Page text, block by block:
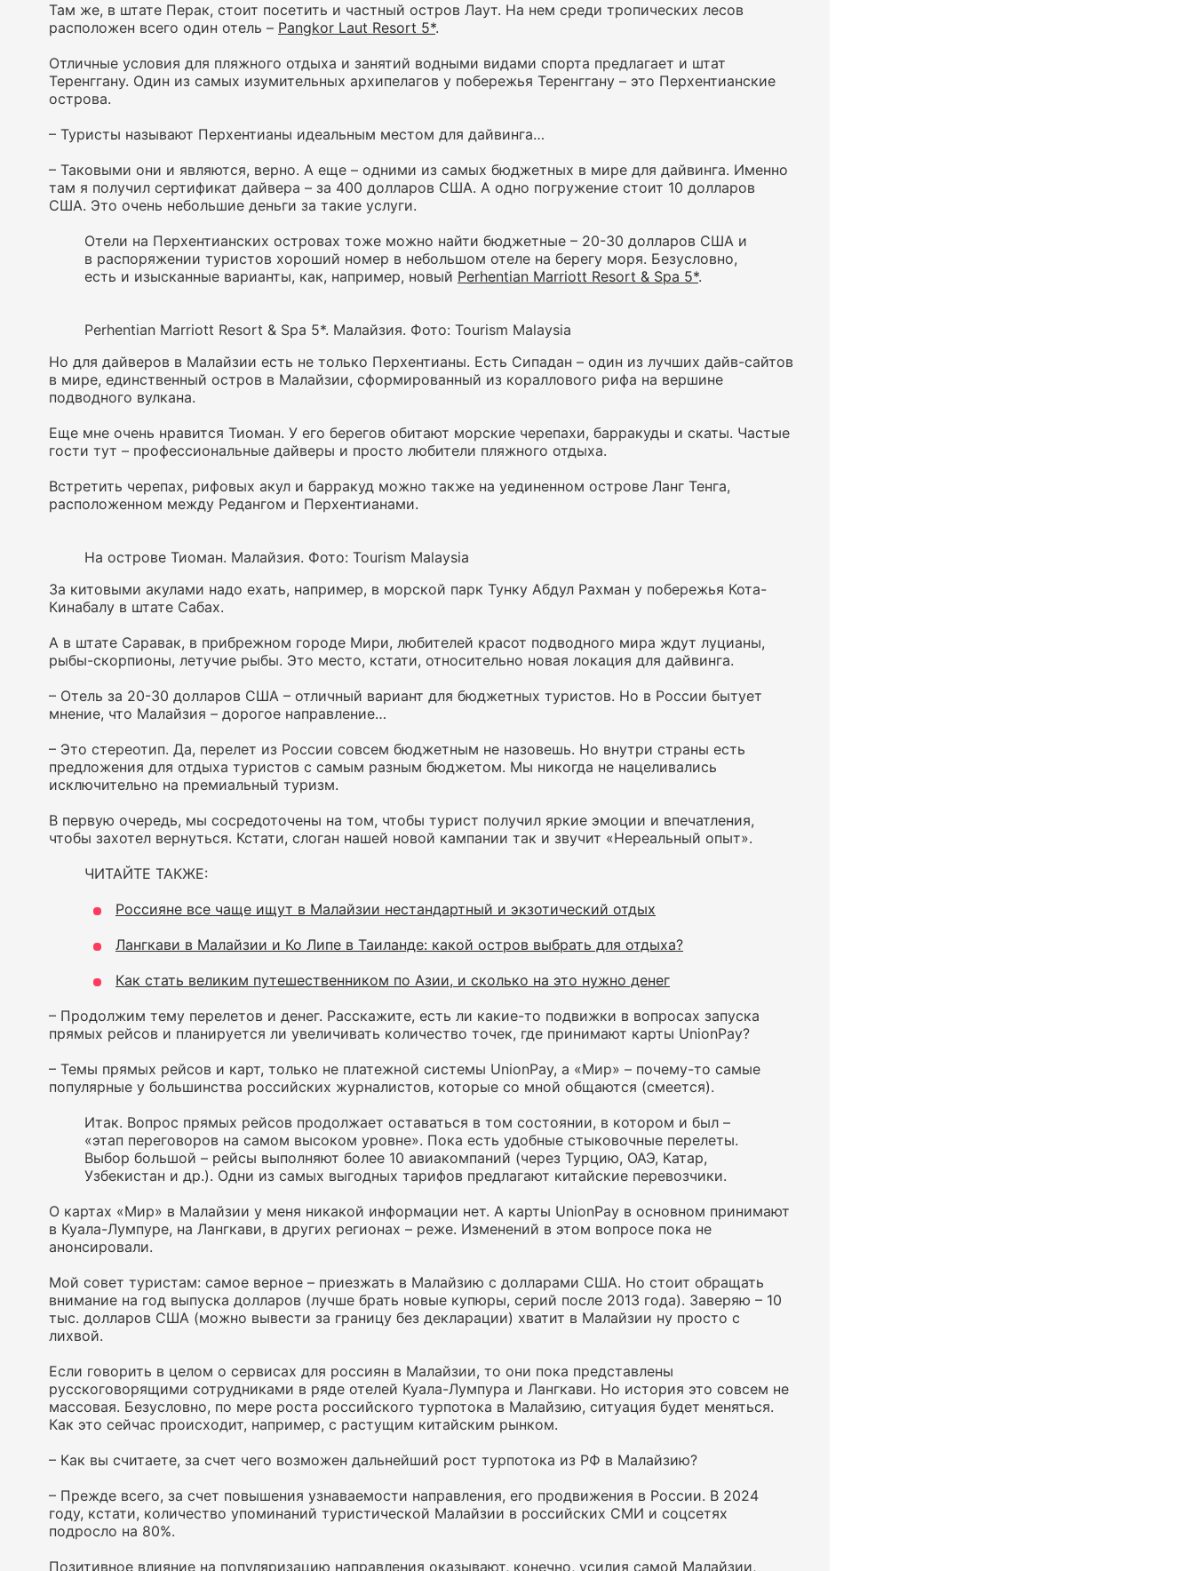
Там же, в штате Перак, стоит посетить и частный остров Лаут. На нем среди тропических лесов
расположен всего один отель – Pangkor Laut Resort 5*.
Отличные условия для пляжного отдыха и занятий водными видами спорта предлагает и штат
Теренггану. Один из самых изумительных архипелагов у побережья Теренггану – это Перхентианские
острова.
– Туристы называют Перхентианы идеальным местом для дайвинга…
– Таковыми они и являются, верно. А еще – одними из самых бюджетных в мире для дайвинга. Именно
там я получил сертификат дайвера – за 400 долларов США. А одно погружение стоит 10 долларов
США. Это очень небольшие деньги за такие услуги.
Отели на Перхентианских островах тоже можно найти бюджетные – 20-30 долларов США и
в распоряжении туристов хороший номер в небольшом отеле на берегу моря. Безусловно,
есть и изысканные варианты, как, например, новый Perhentian Marriott Resort & Spa 5*.
Perhentian Marriott Resort & Spa 5*. Малайзия. Фото: Tourism Malaysia
Но для дайверов в Малайзии есть не только Перхентианы. Есть Сипадан – один из лучших дайв-сайтов
в мире, единственный остров в Малайзии, сформированный из кораллового рифа на вершине
подводного вулкана.
Еще мне очень нравится Тиоман. У его берегов обитают морские черепахи, барракуды и скаты. Частые
гости тут – профессиональные дайверы и просто любители пляжного отдыха.
Встретить черепах, рифовых акул и барракуд можно также на уединенном острове Ланг Тенга,
расположенном между Редангом и Перхентианами.
На острове Тиоман. Малайзия. Фото: Tourism Malaysia
За китовыми акулами надо ехать, например, в морской парк Тунку Абдул Рахман у побережья Кота-
Кинабалу в штате Сабах.
А в штате Саравак, в прибрежном городе Мири, любителей красот подводного мира ждут луцианы,
рыбы-скорпионы, летучие рыбы. Это место, кстати, относительно новая локация для дайвинга.
– Отель за 20-30 долларов США – отличный вариант для бюджетных туристов. Но в России бытует
мнение, что Малайзия – дорогое направление…
– Это стереотип. Да, перелет из России совсем бюджетным не назовешь. Но внутри страны есть
предложения для отдыха туристов с самым разным бюджетом. Мы никогда не нацеливались
исключительно на премиальный туризм.
В первую очередь, мы сосредоточены на том, чтобы турист получил яркие эмоции и впечатления,
чтобы захотел вернуться. Кстати, слоган нашей новой кампании так и звучит «Нереальный опыт».
ЧИТАЙТЕ ТАКЖЕ:
Россияне все чаще ищут в Малайзии нестандартный и экзотический отдых
Лангкави в Малайзии и Ко Липе в Таиланде: какой остров выбрать для отдыха?
Как стать великим путешественником по Азии, и сколько на это нужно денег
– Продолжим тему перелетов и денег. Расскажите, есть ли какие-то подвижки в вопросах запуска
прямых рейсов и планируется ли увеличивать количество точек, где принимают карты UnionPay?
– Темы прямых рейсов и карт, только не платежной системы UnionPay, а «Мир» – почему-то самые
популярные у большинства российских журналистов, которые со мной общаются (смеется).
Итак. Вопрос прямых рейсов продолжает оставаться в том состоянии, в котором и был –
«этап переговоров на самом высоком уровне». Пока есть удобные стыковочные перелеты.
Выбор большой – рейсы выполняют более 10 авиакомпаний (через Турцию, ОАЭ, Катар,
Узбекистан и др.). Одни из самых выгодных тарифов предлагают китайские перевозчики.
О картах «Мир» в Малайзии у меня никакой информации нет. А карты UnionPay в основном принимают
в Куала-Лумпуре, на Лангкави, в других регионах – реже. Изменений в этом вопросе пока не
анонсировали.
Мой совет туристам: самое верное – приезжать в Малайзию с долларами США. Но стоит обращать
внимание на год выпуска долларов (лучше брать новые купюры, серий после 2013 года). Заверяю – 10
тыс. долларов США (можно вывести за границу без декларации) хватит в Малайзии ну просто с
лихвой.
Если говорить в целом о сервисах для россиян в Малайзии, то они пока представлены
русскоговорящими сотрудниками в ряде отелей Куала-Лумпура и Лангкави. Но история это совсем не
массовая. Безусловно, по мере роста российского турпотока в Малайзию, ситуация будет меняться.
Как это сейчас происходит, например, с растущим китайским рынком.
– Как вы считаете, за счет чего возможен дальнейший рост турпотока из РФ в Малайзию?
– Прежде всего, за счет повышения узнаваемости направления, его продвижения в России. В 2024
году, кстати, количество упоминаний туристической Малайзии в российских СМИ и соцсетях
подросло на 80%.
Позитивное влияние на популяризацию направления оказывают, конечно, усилия самой Малайзии,